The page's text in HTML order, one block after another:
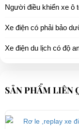
Người điều khiển xe ô
Xe điện có phải bảo
Xe điện du lịch có độ
SẢN PHẨM LIÊN